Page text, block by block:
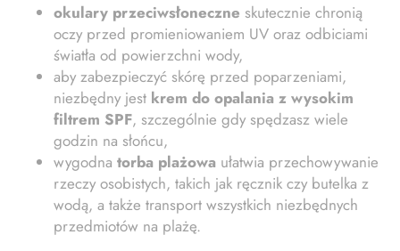
okulary przeciwsłoneczne skutecznie chronią
oczy przed promieniowaniem UV oraz odbiciami
światła od powierzchni wody,
aby zabezpieczyć skórę przed poparzeniami,
niezbędny jest krem do opalania z wysokim
filtrem SPF, szczególnie gdy spędzasz wiele
godzin na słońcu,
wygodna torba plażowa ułatwia przechowywanie
rzeczy osobistych, takich jak ręcznik czy butelka z
wodą, a także transport wszystkich niezbędnych
przedmiotów na plażę.